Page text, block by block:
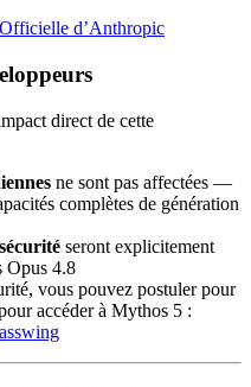
d’Anthropic
direct de cette
ne sont pas affectées —
complètes de génération
seront explicitement
Opus 4.8
vous pouvez postuler pour
accéder à Mythos 5 :